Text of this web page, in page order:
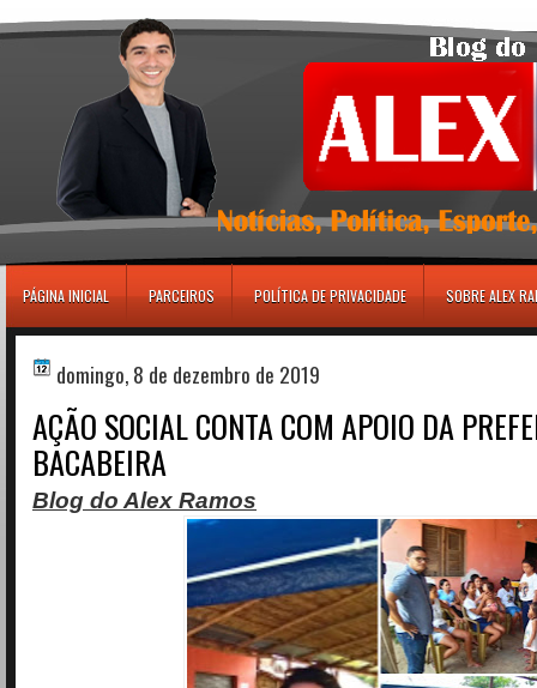
PÁGINA INICIAL PARCEIROS POLÍTICA DE PRIVACIDADE SOBRE ALEX
domingo, 8 de dezembro de 2019
AÇÃO SOCIAL CONTA COM APOIO DA
BACABEIRA
Blog do Alex Ramos